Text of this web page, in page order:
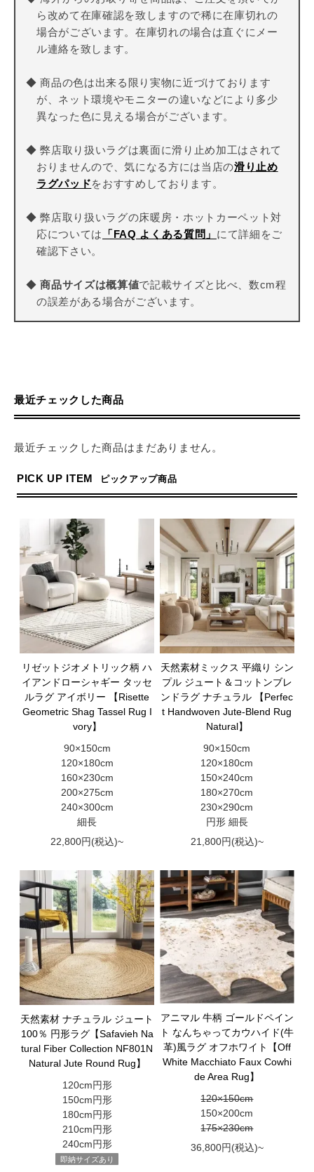
ら改めて在庫確認を致しますので稀に在庫切れの
場合がございます。在庫切れの場合は直ぐにメー
ル連絡を致します。
◆ 商品の色は出来る限り実物に近づけております
が、ネット環境やモニターの違いなどにより多少
異なった色に見える場合がございます。
◆ 弊店取り扱いラグは裏面に滑り止め加工はされて
おりませんので、気になる方には当店の滑り止め
ラグパッドをおすすめしております。
◆ 弊店取り扱いラグの床暖房・ホットカーペット対
応については
「FAQ よくある質問」 にて詳細をご
確認下さい。
◆商品サイズは概算値で記載サイズと比べ、数cm程
の誤差がある場合がございます。
最近チェックした商品
最近チェックした商品はまだありません。
PICK UP ITEM ピックアップ商品
リゼットジオメトリック柄 ハ
イアンドローシャギー タッセ
ルラグ アイボリー 【Risette
Geometric Shag Tassel Rug I
vory】
90×150cm
120×180cm
160×230cm
200×275cm
240×300cm
細長
22,800円(税込)~
天然素材ミックス 平織り シン
プル ジュート＆コットンブレ
ンドラグ ナチュラル 【Perfec
t Handwoven Jute-Blend Rug
Natural】
90×150cm
120×180cm
150×240cm
180×270cm
230×290cm
円形 細長
21,800円(税込)~
天然素材 ナチュラル ジュート
100％ 円形ラグ【Safavieh Na
tural Fiber Collection NF801N
Natural Jute Round Rug】
120cm円形
150cm円形
180cm円形
210cm円形
240cm円形
即納サイズあり
アニマル 牛柄 ゴールドペイン
ト なんちゃってカウハイド(牛
革)風ラグ オフホワイト【Off
White Macchiato Faux Cowhi
de Area Rug】
120×150cm
150×200cm
175×230cm
36,800円(税込)~